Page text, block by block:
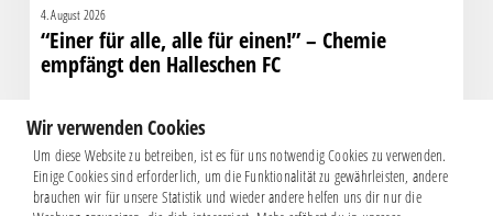
4. August 2026
“Einer für alle, alle für einen!” – Chemie
empfängt den Halleschen FC
Wir verwenden Cookies
Um diese Website zu betreiben, ist es für uns notwendig Cookies zu verwenden.
Einige Cookies sind erforderlich, um die Funktionalität zu gewährleisten, andere
brauchen wir für unsere Statistik und wieder andere helfen uns dir nur die